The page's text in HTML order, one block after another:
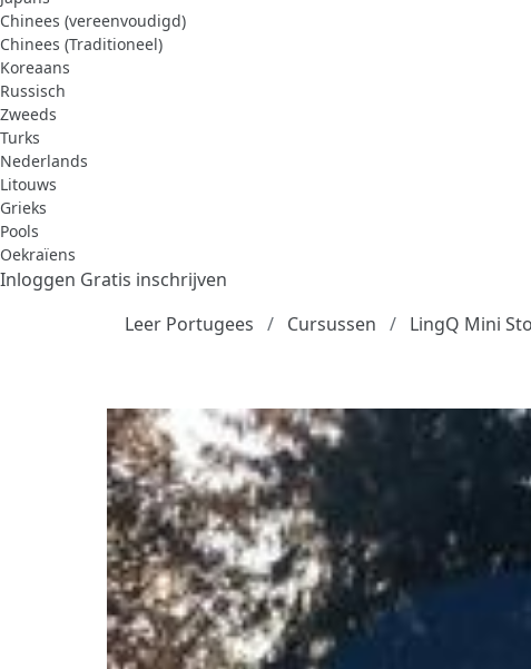
Chinees (vereenvoudigd)
Chinees (Traditioneel)
Koreaans
Russisch
Zweeds
Turks
Nederlands
Litouws
Grieks
Pools
Oekraïens
Inloggen Gratis inschrijven
Leer Portugees
Cursussen LingQ Mini